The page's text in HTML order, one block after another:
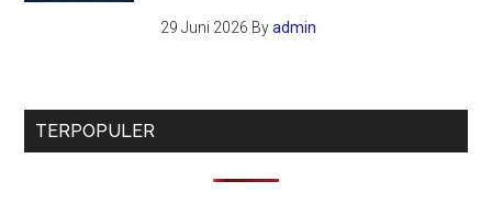
29 Juni 2026 Byadmin
TERPOPULER